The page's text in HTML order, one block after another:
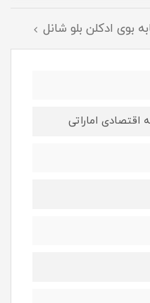
بوی ادکلن بلو شانل
اقتصادی اماراتی